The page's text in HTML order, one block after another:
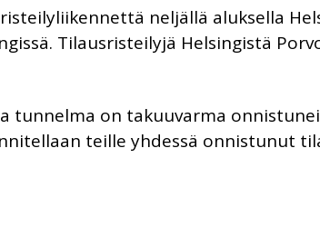
neljällä aluksella
Tilausristeilyjä Helsingistä
tunnelma on takuuvarma
teille yhdessä onnistunut